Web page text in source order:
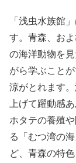
「浅虫水族館
す。青森、お
の海洋動物を
がら学ぶこと
涼がとれます
上げて躍動感
ホタテの養殖
る「むつ湾の
ど、青森の特